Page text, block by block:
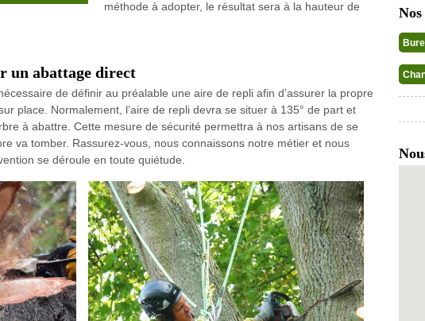
méthode à adopter, le résultat sera à la hauteur de
un abattage direct
de définir au préalable une aire de repli afin d’assurer la propre
place. Normalement, l’aire de repli devra se situer à 135° de part et
à abattre. Cette mesure de sécurité permettra à nos artisans de se
va tomber. Rassurez-vous, nous connaissons notre métier et nous
se déroule en toute quiétude.